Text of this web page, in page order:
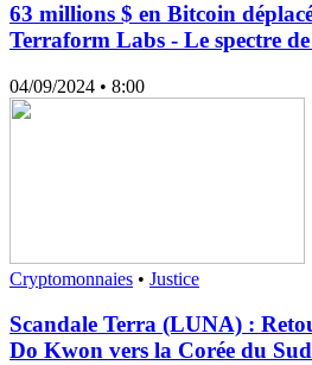
63 millions $ en Bitcoin
Terraform Labs - Le spectre
04/09/2024 • 8:00
Cryptomonnaies • Justice
Scandale Terra (LUNA) :
Do Kwon vers la Corée du Sud